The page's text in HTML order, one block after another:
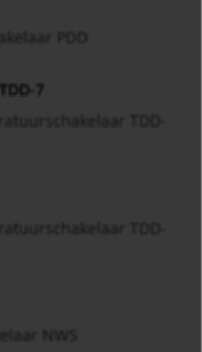
PDD
7
TDD-
TDD-
NWS